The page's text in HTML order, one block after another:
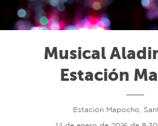
Musical
Estación
Estación Mapocho,